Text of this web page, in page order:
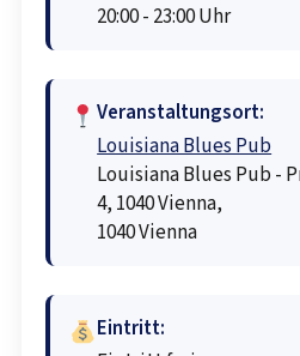
20:00 - 23:00 Uhr
Veranstaltungsort:
Louisiana Blues Pub
Louisiana Blues Pub -
4, 1040 Vienna,
1040 Vienna
Eintritt: